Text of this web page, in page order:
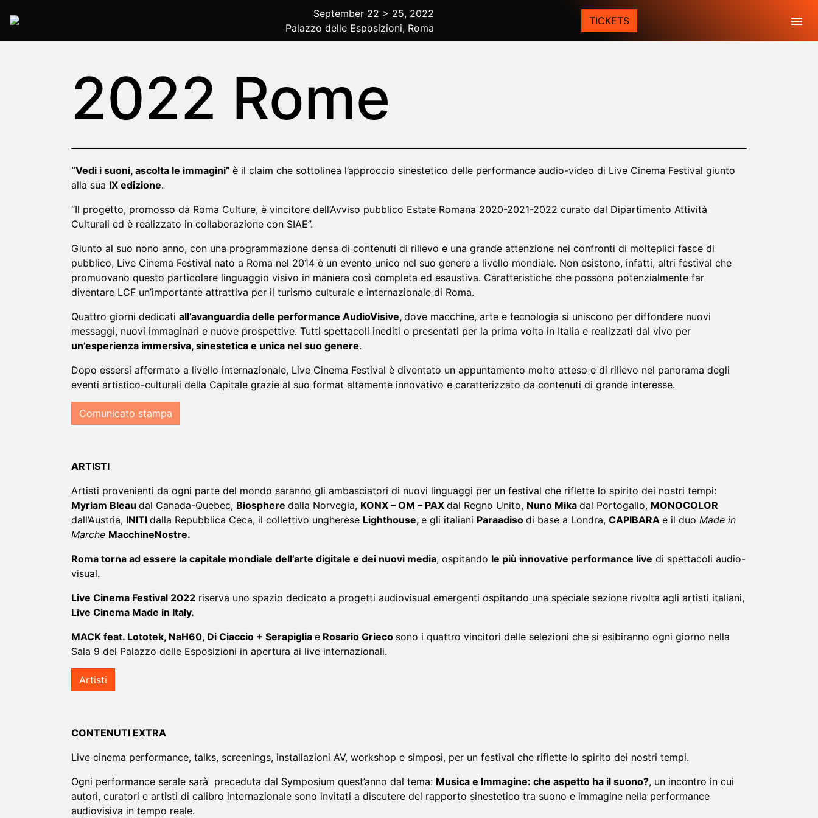
2022 Rome
September 22 > 25, 2022
Palazzo delle Esposizioni, Roma
TICKETS
2022 Rome
“Vedi‌ ‌i‌ ‌suoni,‌ ‌ascolta‌ ‌le‌ ‌immagini”‌ è‌ ‌il‌ ‌claim‌ ‌che‌ ‌sottolinea‌ ‌l’approccio‌ ‌sinestetico‌ ‌delle‌ ‌performance‌ ‌audio-video di Live Cinema Festival giunto
alla sua IX edizione.‌
“Il progetto, promosso da Roma Culture, è vincitore dell’Avviso pubblico Estate Romana 2020-2021-2022 curato dal Dipartimento Attività
Culturali ed è realizzato in collaborazione con SIAE”.
Giunto‌ ‌al suo nono anno,‌ con ‌una‌ ‌programmazione‌ ‌densa‌ ‌di‌ ‌contenuti‌ ‌di‌ ‌rilievo ‌e‌ ‌una‌ ‌grande‌ ‌attenzione‌ ‌nei‌ ‌confronti‌ ‌di‌ ‌molteplici‌ ‌fasce‌ ‌di‌
‌pubblico‌,‌ ‌‌Live‌ ‌Cinema‌ ‌Festival‌ ‌nato‌ ‌a‌ ‌Roma‌ ‌nel‌ ‌2014‌ ‌è‌ ‌un‌ ‌evento‌ ‌unico‌ ‌nel‌ ‌suo‌ ‌genere‌ ‌a‌ ‌livello‌ ‌mondiale‌. ‌‌N‌on‌ ‌esistono,‌ ‌infatti,‌ ‌altri‌ ‌festival‌ ‌che‌
‌promuovano‌ ‌questo‌ ‌particolare‌ ‌linguaggio‌ ‌visivo‌ ‌in‌ ‌maniera‌ ‌così‌ completa‌ ‌ed‌ ‌esaustiva.‌‌ Caratteristiche‌ ‌che‌ ‌possono‌ ‌potenzialmente‌ ‌far‌
‌diventare‌ ‌LCF ‌un’importante‌ ‌attrattiva‌ ‌per‌ ‌il‌ ‌turismo‌ ‌culturale‌ ‌e‌ ‌internazionale‌ ‌di‌ ‌Roma.‌
Quattro giorni dedicati all’avanguardia delle performance AudioVisive, dove macchine, arte e tecnologia si uniscono per diffondere nuovi
messaggi, nuovi immaginari e nuove prospettive. Tutti spettacoli‌ ‌inediti‌ ‌o‌ ‌presentati‌ ‌per‌ ‌la‌ ‌prima‌ ‌volta‌ ‌in‌ ‌Italia‌ ‌e‌ ‌realizzati‌ dal vivo ‌per‌
un’esperienza‌ ‌immersiva,‌ ‌sinestetica‌ ‌e‌ ‌unica‌ ‌nel‌ ‌suo‌ ‌genere.‌
Dopo‌ ‌essersi‌ ‌affermato‌ ‌a‌ ‌livello‌ ‌internazionale,‌ ‌‌Live‌ ‌Cinema‌ ‌Festival‌ ‌è‌ ‌diventato‌ ‌un‌ ‌appuntamento‌ ‌molto‌ ‌atteso‌ ‌e‌ ‌di‌ ‌rilievo‌ ‌nel‌ ‌panorama‌ ‌degli‌
‌eventi‌ ‌artistico-culturali‌ ‌della‌ ‌Capitale‌ ‌grazie‌ ‌al‌ ‌suo‌ format‌ ‌altamente‌ ‌innovativo‌ ‌e‌ ‌caratterizzato‌ ‌da‌ ‌contenuti‌ ‌di‌ ‌grande‌ ‌interesse.‌ ‌ ‌
Comunicato stampa
ARTISTI
Artisti provenienti da ogni parte del mondo saranno gli ambasciatori di nuovi linguaggi per un festival che riflette lo spirito dei nostri tempi:
Myriam Bleau dal Canada-Quebec, Biosphere dalla Norvegia, KONX – OM – PAX dal Regno Unito, Nuno Mika dal Portogallo, MONOCOLOR
dall’Austria, INITI dalla Repubblica Ceca, il collettivo ungherese Lighthouse, e gli italiani Paraadiso di base a Londra, CAPIBARA e il duo Made in
Marche MacchineNostre.
Roma torna ad essere la capitale mondiale dell’arte digitale e dei nuovi media, ospitando le più innovative performance live di spettacoli audio-
visual.
Live Cinema Festival 2022 riserva uno spazio dedicato a progetti audiovisual emergenti ospitando una speciale sezione rivolta agli artisti italiani,
Live Cinema Made in Italy.
MACK feat. Lototek, NaH60, Di Ciaccio + Serapiglia e Rosario Grieco sono i quattro vincitori delle selezioni che si esibiranno ogni giorno nella
Sala 9 del Palazzo delle Esposizioni in apertura ai live internazionali.
Artisti
CONTENUTI EXTRA
Live cinema performance, talks, screenings, installazioni AV, workshop e simposi, per un festival che riflette lo spirito dei nostri tempi.
Ogni performance serale sarà preceduta dal Symposium quest’anno dal tema: Musica e Immagine: che aspetto ha il suono?, un incontro in cui
autori, curatori e artisti di calibro internazionale sono invitati a discutere del rapporto sinestetico tra suono e immagine nella performance
audiovisiva in tempo reale.